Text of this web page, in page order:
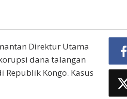
Direktur Utama
dana talangan
Kongo. Kasus